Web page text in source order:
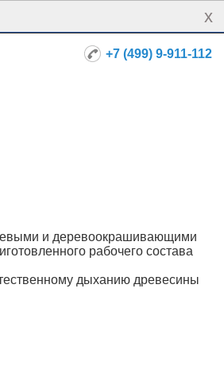
+7 (499) 9-911-112
и деревоокрашивающими
рабочего состава
дыханию древесины
x